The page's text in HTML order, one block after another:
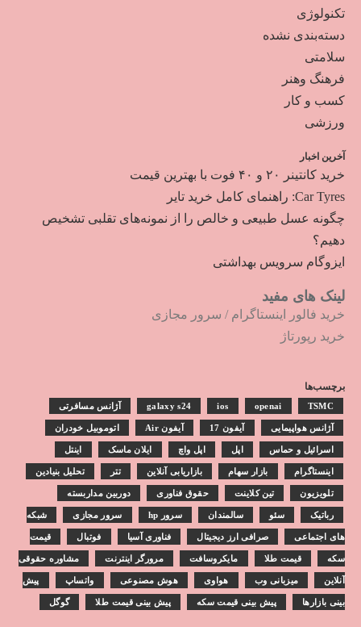
تکنولوژی
دسته‌بندی نشده
سلامتی
فرهنگ وهنر
کسب و کار
ورزشی
آخرین اخبار
خرید کانتینر ۲۰ و ۴۰ فوت با بهترین قیمت
Car Tyres: راهنمای کامل خرید تایر
چگونه عسل طبیعی و خالص را از نمونه‌های تقلبی تشخیص
دهیم؟
ایزوگام سرویس بهداشتی
لینک های مفید
خرید فالور اینستاگرام / سرور مجازی
خرید رپورتاژ
برچسب‌ها
galaxy s24 ios openai TSMC آژانس مسافرتی
آژانس هواپیمایی آیفون 17 آیفون Air اتوموبیل خودران
اسرائیل و حماس اپل اپل واچ ایلان ماسک اینتل
اینستاگرام بازار سهام بازاریابی آنلاین تتر تحلیل بنیادین
تلویزیون تین کلاینت حقوق فناوری دوربین مداربسته
رباتیک سئو سالمندان سرور hp سرور مجازی شبکه
های اجتماعی صرافی ارز دیجیتال فناوری آسیا فوتبال قیمت
سکه قیمت طلا مایکروسافت مرورگر اینترنت مشاوره حقوقی
آنلاین میزبانی وب هواوی هوش مصنوعی واتساپ پیش
بینی بازارها پیش بینی قیمت سکه پیش بینی قیمت طلا گوگل